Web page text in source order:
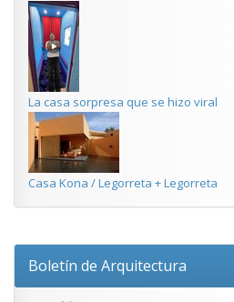
La casa sorpresa que se hizo viral
Casa Kona / Legorreta + Legorreta
Boletín de Arquitectura